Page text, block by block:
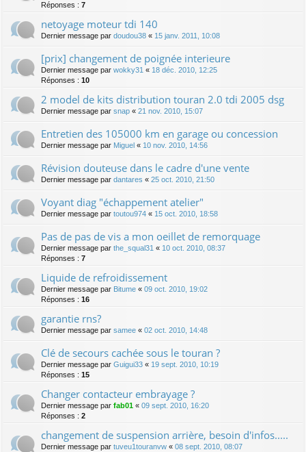
Réponses : 7
netoyage moteur tdi 140
Dernier message par doudou38 « 15 janv. 2011, 10:08
[prix] changement de poignée interieure
Dernier message par wokky31 « 18 déc. 2010, 12:25
Réponses : 10
2 model de kits distribution touran 2.0 tdi 2005 dsg
Dernier message par snap « 21 nov. 2010, 15:07
Entretien des 105000 km en garage ou concession
Dernier message par Miguel « 10 nov. 2010, 14:56
Révision douteuse dans le cadre d'une vente
Dernier message par dantares « 25 oct. 2010, 21:50
Voyant diag "échappement atelier"
Dernier message par toutou974 « 15 oct. 2010, 18:58
Pas de pas de vis a mon oeillet de remorquage
Dernier message par the_squal31 « 10 oct. 2010, 08:37
Réponses : 7
Liquide de refroidissement
Dernier message par Bitume « 09 oct. 2010, 19:02
Réponses : 16
garantie rns?
Dernier message par samee « 02 oct. 2010, 14:48
Clé de secours cachée sous le touran ?
Dernier message par Guigui33 « 19 sept. 2010, 10:19
Réponses : 15
Changer contacteur embrayage ?
Dernier message par fab01 « 09 sept. 2010, 16:20
Réponses : 2
changement de suspension arrière, besoin d'infos.....
Dernier message par tuveu1touranvw « 08 sept. 2010, 08:07